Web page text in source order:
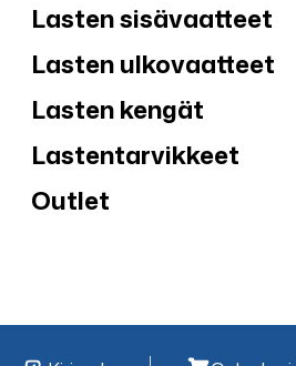
Lasten sisävaatteet
Lasten ulkovaatteet
Lasten kengät
Lastentarvikkeet
Outlet